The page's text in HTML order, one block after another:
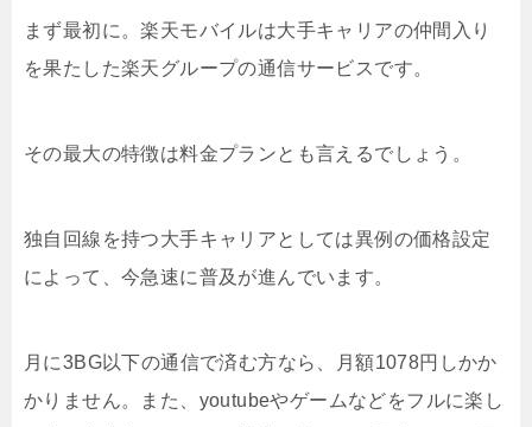
まず最初に。楽天モバイルは大手キャリアの仲間入り
を果たした楽天グループの通信サービスです。
その最大の特徴は料金プランとも言えるでしょう。
独自回線を持つ大手キャリアとしては異例の価格設定
によって、今急速に普及が進んでいます。
月に3BG以下の通信で済む方なら、月額1078円しかか
かりません。また、youtubeやゲームなどをフルに楽し